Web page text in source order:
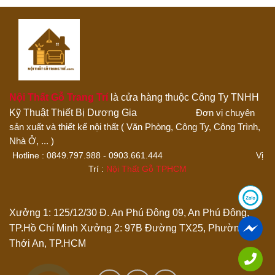
Đánh giá của bạn
Thêm ảnh đánh giá
Email*
Nội Thất Gỗ Trang Trílà cửa hàng thuộc Công Ty TNHH
Kỹ Thuật Thiết Bị Dương Gia
Đơn vị chuyên
sản xuất và thiết kế nội thất ( Văn Phòng, Công Ty, Công Trình,
Nhà Ở, ... )
Hotline : 0849.797.988 - 0903.661.444 Vị
Trí : Nội Thất Gỗ TPHCM
Xưởng 1: 125/12/30 Đ. An Phú Đông 09, An Phú Đông,
TP.Hồ Chí Minh Xưởng 2: 97B Đường TX25, Phường
Thới An, TP.HCM